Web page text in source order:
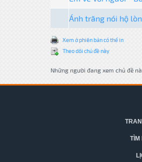
Ánh trăng nói hộ
Xem ở phiên bản có thể in
Theo dõi chủ đề này
Những người đang xem chủ đề
TÌM